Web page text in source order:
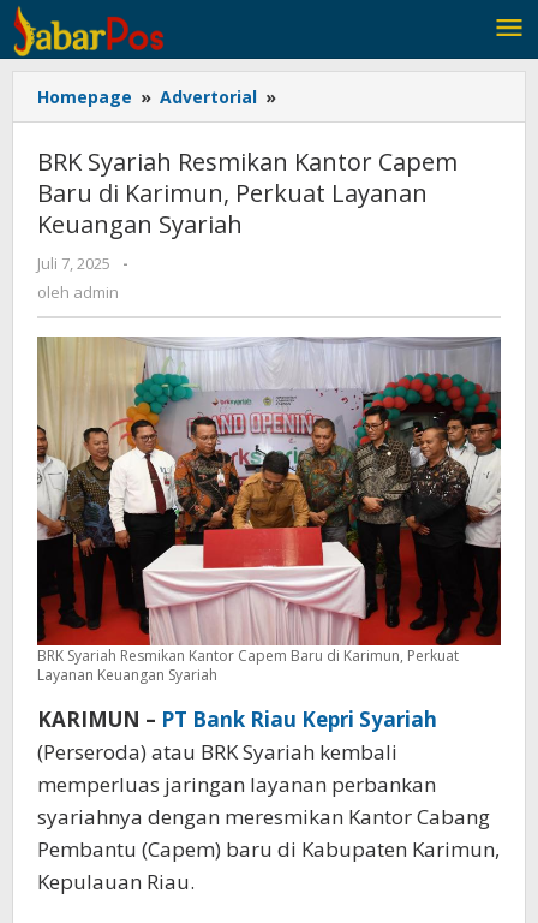
Lewati
ke
konten
Homepage » Advertorial »
Syariah
Kantor
Capem
Layanan
Keuangan
Syariah
BRK Syariah Resmikan Kantor Capem
Baru di Karimun, Perkuat Layanan
Keuangan Syariah
Juli 7, 2025
oleh
-
oleh admin
BRK Syariah Resmikan Kantor Capem Baru di Karimun, Perkuat
Layanan Keuangan Syariah
KARIMUN – PT Bank Riau Kepri Syariah
(Perseroda) atau BRK Syariah kembali
memperluas jaringan layanan perbankan
syariahnya dengan meresmikan Kantor Cabang
Pembantu (Capem) baru di Kabupaten Karimun,
Kepulauan Riau.